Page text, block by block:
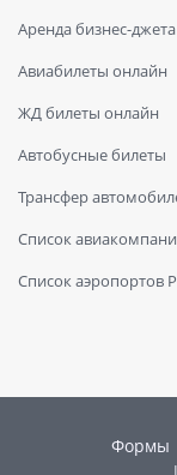
Аренда бизнес-джета
Авиабилеты онлайн
ЖД билеты онлайн
Автобусные билеты
Трансфер
Список
Список аэропортов
Формы